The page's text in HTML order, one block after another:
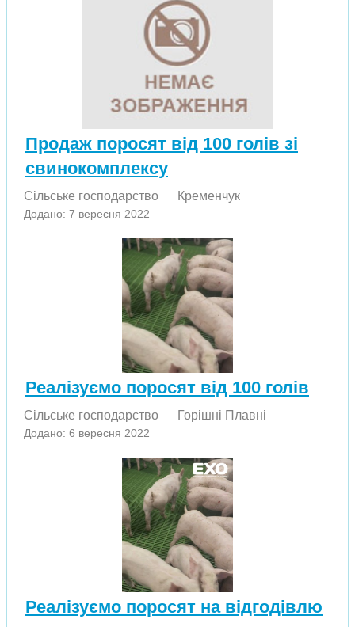
Продаж поросят від 100 голів зі
свинокомплексу
Сільське господарство Кременчук
Додано: 7 вересня 2022
Реалізуємо поросят від 100 голів
Сільське господарство Горішні Плавні
Додано: 6 вересня 2022
Реалізуємо поросят на відгодівлю